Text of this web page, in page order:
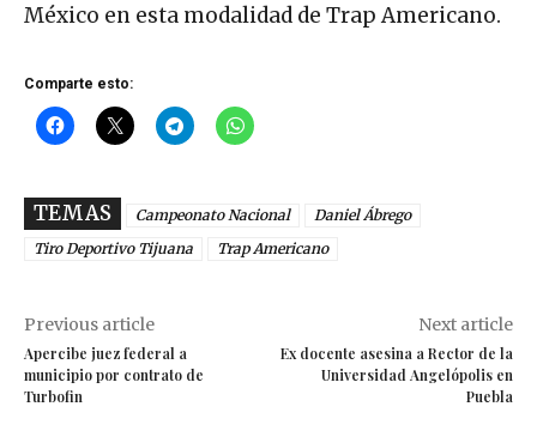
México en esta modalidad de Trap Americano.
Comparte esto:
TEMAS Campeonato Nacional
Daniel Ábrego
Tiro Deportivo Tijuana
Trap Americano
Previous article
Apercibe juez federal a
municipio por contrato de
Turbofin
Next article
Ex docente asesina a Rector de la
Universidad Angelópolis en
Puebla